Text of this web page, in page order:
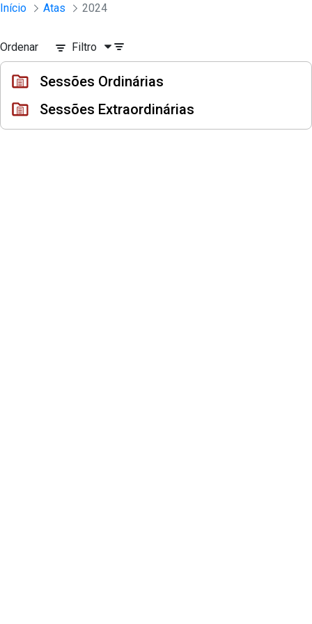
Pular para o Conteúdo principal
Sessões e Reuniões - Documentos
Início Atas 2024
Ordenar Filtro
Sessões Ordinárias
Sessões Extraordinárias